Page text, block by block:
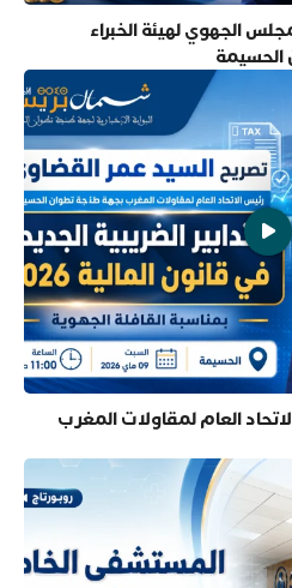
الجهوي لهيئة الخبراء
الحسيمة
العام لمقاولات المغرب